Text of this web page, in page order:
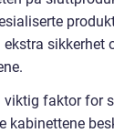
faktor for